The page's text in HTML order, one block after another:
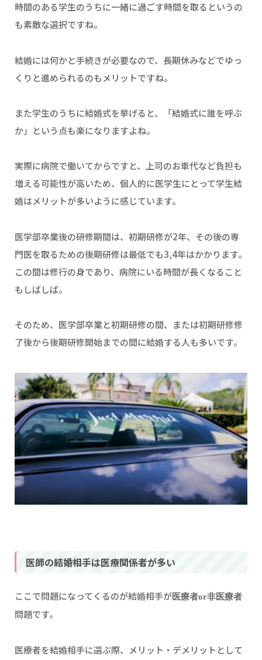
時間のある学生のうちに一緒に過ごす時間を取るというの
も素敵な選択ですね。
結婚には何かと手続きが必要なので、長期休みなどでゆっ
くりと進められるのもメリットですね。
また学生のうちに結婚式を挙げると、「結婚式に誰を呼ぶ
か」という点も楽になりますよね。
実際に病院で働いてからですと、上司のお車代など負担も
増える可能性が高いため、個人的に医学生にとって学生結
婚はメリットが多いように感じています。
医学部卒業後の研修期間は、初期研修が2年、その後の専
門医を取るための後期研修は最低でも3,4年はかかります。
この間は修行の身であり、病院にいる時間が長くなること
もしばしば。
そのため、医学部卒業と初期研修の間、または初期研修修
了後から後期研修開始までの間に結婚する人も多いです。
医師の結婚相手は医療関係者が多い
ここで問題になってくるのが結婚相手が医療者or非医療者
問題です。
医療者を結婚相手に選ぶ際、メリット・デメリットとして